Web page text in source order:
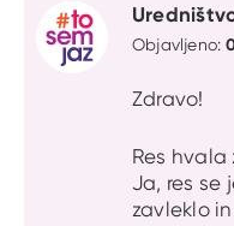
Objavljeno:
Zdravo!
Res hvala
Ja, res se
zavleklo